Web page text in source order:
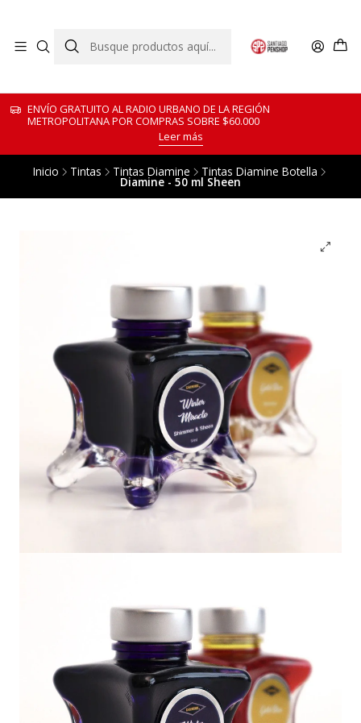
ENVÍO GRATUITO AL RADIO URBANO DE LA REGIÓN
METROPOLITANA POR COMPRAS SOBRE $60.000
Leer más
Inicio Tintas Tintas Diamine Tintas Diamine Botella
Diamine - 50 ml Sheen